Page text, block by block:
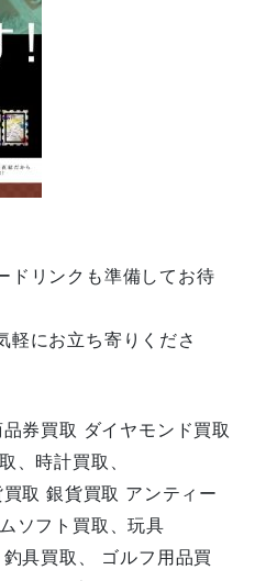
ドリンクも準備してお待
軽にお立ち寄りくださ
券買取 ダイヤモンド買取
、時計買取、
取 銀貨買取 アンティー
ソフト買取、玩具
具買取、 ゴルフ用品買